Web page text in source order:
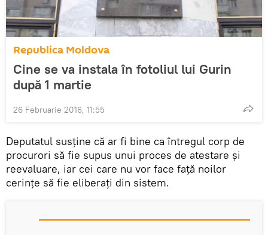
Republica Moldova
Cine se va instala în fotoliul lui Gurin
după 1 martie
26 Februarie 2016, 11:55
Deputatul susține că ar fi bine ca întregul corp de
procurori să fie supus unui proces de atestare și
reevaluare, iar cei care nu vor face față noilor
cerințe să fie eliberați din sistem.